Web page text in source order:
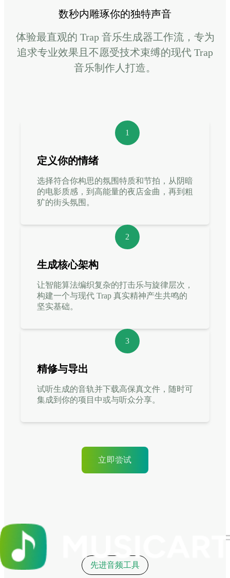
数秒内雕琢你的独特声音
体验最直观的 Trap 音乐生成器工作流，专为
追求专业效果且不愿受技术束缚的现代 Trap
音乐制作人打造。
1
定义你的情绪
选择符合你构思的氛围特质和节拍，从阴暗
的电影质感，到高能量的夜店金曲，再到粗
犷的街头氛围。
2
生成核心架构
让智能算法编织复杂的打击乐与旋律层次，
构建一个与现代 Trap 真实精神产生共鸣的
坚实基础。
3
精修与导出
试听生成的音轨并下载高保真文件，随时可
集成到你的项目中或与听众分享。
立即尝试
先进音频工具